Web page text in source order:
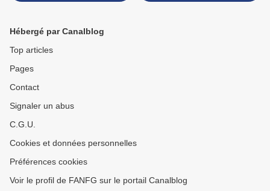
Hébergé par Canalblog
Top articles
Pages
Contact
Signaler un abus
C.G.U.
Cookies et données personnelles
Préférences cookies
Voir le profil de FANFG sur le portail Canalblog